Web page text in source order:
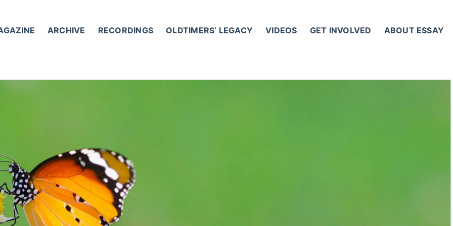
ARCHIVE RECORDINGS OLDTIMERS’ LEGACY VIDEOS GET INVOLVED ABOUT ESSAY